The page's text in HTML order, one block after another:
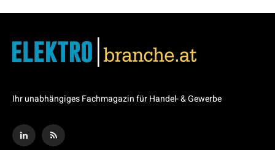
Ihr unabhängiges Fachmagazin für Handel- & Gewerbe